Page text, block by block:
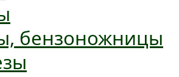
бензоножницы